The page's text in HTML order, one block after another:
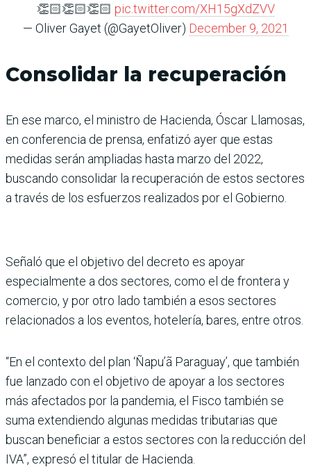
👏🏻👏🏻👏🏻 pic.twitter.com/XH15gXdZVV
— Oliver Gayet (@GayetOliver) December 9, 2021
Consolidar la recuperación
En ese marco, el ministro de Hacienda, Óscar Llamosas,
en conferencia de prensa, enfatizó ayer que estas
medidas serán ampliadas hasta marzo del 2022,
buscando consolidar la recuperación de estos sectores
a través de los esfuerzos realizados por el Gobierno.
Señaló que el objetivo del decreto es apoyar
especialmente a dos sectores, como el de frontera y
comercio, y por otro lado también a esos sectores
relacionados a los eventos, hotelería, bares, entre otros.
“En el contexto del plan ‘Ñapu’ã Paraguay’, que también
fue lanzado con el objetivo de apoyar a los sectores
más afectados por la pandemia, el Fisco también se
suma extendiendo algunas medidas tributarias que
buscan beneficiar a estos sectores con la reducción del
IVA”, expresó el titular de Hacienda.